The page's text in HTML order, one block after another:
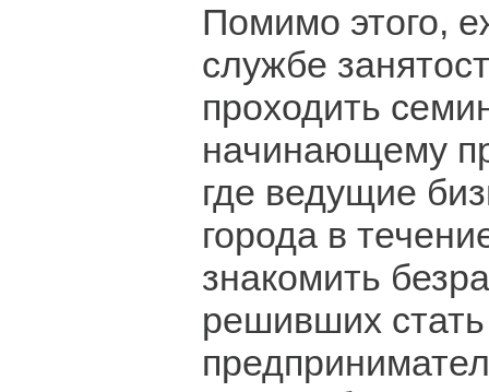
Помимо этого,
службе
проходить
начинающему
где ведущие
города в
знакомить
решивших стать